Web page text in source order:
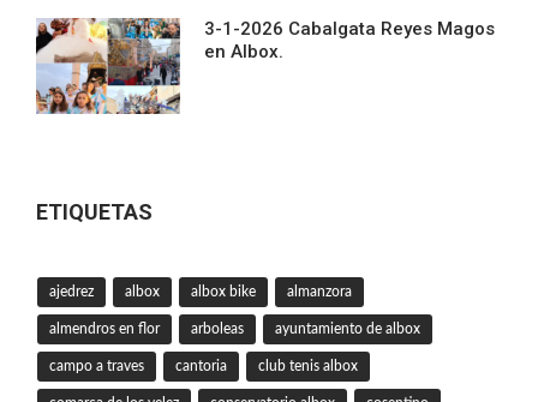
3-1-2026 Cabalgata Reyes Magos
en Albox.
ETIQUETAS
ajedrez albox albox bike almanzora
almendros en flor arboleas ayuntamiento de albox
campo a traves cantoria club tenis albox